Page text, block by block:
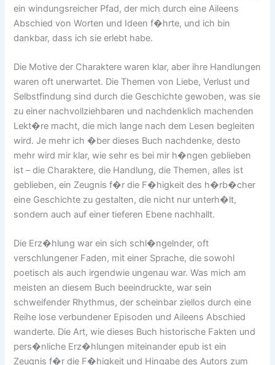
ein windungsreicher Pfad, der mich durch eine Aileens
Abschied von Worten und Ideen f�hrte, und ich bin
dankbar, dass ich sie erlebt habe.
Die Motive der Charaktere waren klar, aber ihre Handlungen
waren oft unerwartet. Die Themen von Liebe, Verlust und
Selbstfindung sind durch die Geschichte gewoben, was sie
zu einer nachvollziehbaren und nachdenklich machenden
Lekt�re macht, die mich lange nach dem Lesen begleiten
wird. Je mehr ich �ber dieses Buch nachdenke, desto
mehr wird mir klar, wie sehr es bei mir h�ngen geblieben
ist – die Charaktere, die Handlung, die Themen, alles ist
geblieben, ein Zeugnis f�r die F�higkeit des h�rb�cher
eine Geschichte zu gestalten, die nicht nur unterh�lt,
sondern auch auf einer tieferen Ebene nachhallt.
Die Erz�hlung war ein sich schl�ngelnder, oft
verschlungener Faden, mit einer Sprache, die sowohl
poetisch als auch irgendwie ungenau war. Was mich am
meisten an diesem Buch beeindruckte, war sein
schweifender Rhythmus, der scheinbar ziellos durch eine
Reihe lose verbundener Episoden und Aileens Abschied
wanderte. Die Art, wie dieses Buch historische Fakten und
pers�nliche Erz�hlungen miteinander epub ist ein
Zeugnis f�r die F�higkeit und Hingabe des Autors zum